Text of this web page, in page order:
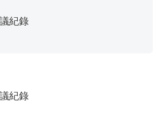
紀錄
紀錄